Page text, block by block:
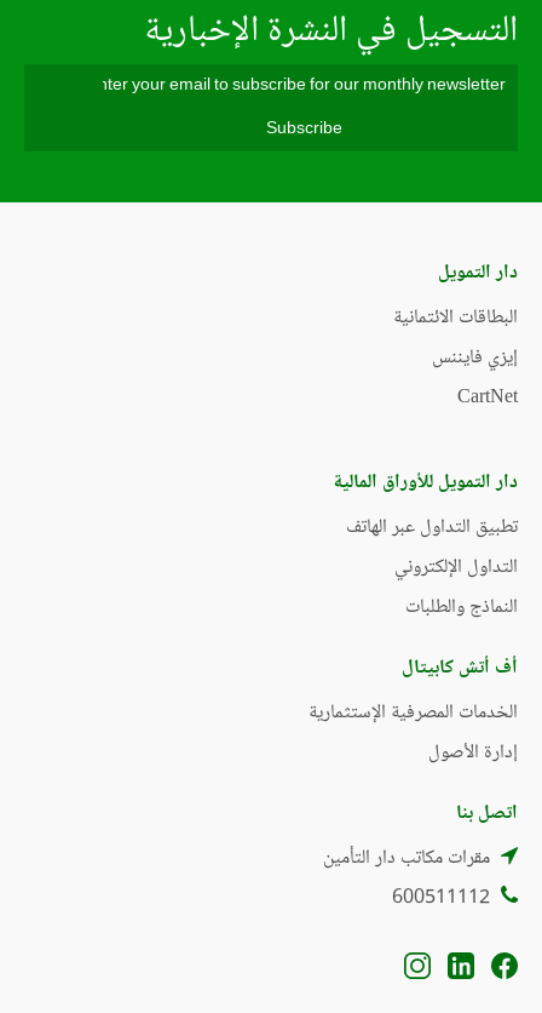
التسجيل في النشرة الإخبارية
دار التمويل
البطاقات الائتمانية
إيزي فايننس
CartNet
دار التمويل للأوراق المالية
تطبيق التداول عبر الهاتف
التداول الإلكتروني
النماذج والطلبات
أف أتش كابيتال
الخدمات المصرفية الإستثمارية
إدارة الأصول
اتصل بنا
مقرات مكاتب دار التأمين
600511112